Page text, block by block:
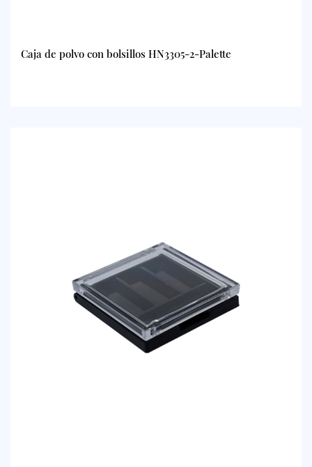
Caja de polvo con bolsillos HN3305-2-Palette